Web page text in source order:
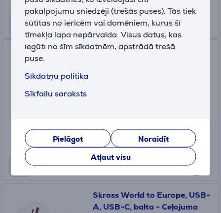
pakalpojumu sniedzēji (trešās puses). Tās tiek
sūtītas no ierīcēm vai domēniem, kurus šī
tīmekļa lapa nepārvalda. Visus datus, kas
iegūti no šīm sīkdatnēm, apstrādā trešā
puse.
Sīkdatņu politika
Sīkfailu saraksts
Pielāgot
Noraidīt
Atļaut visu
Skross Europe to USA, balta -
Skross World to Europe, USB-
A, USB-C, balta - Ceļojuma